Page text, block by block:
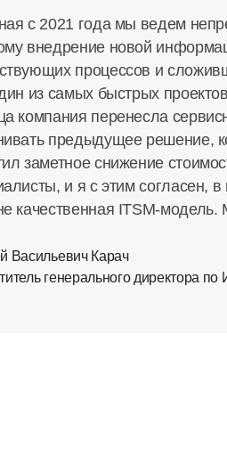
с 2021 года мы ведем
внедрение новой
процессов и
из самых быстрых
компания перенесла
предыдущее решение,
заметное снижение
и я с этим согласен,
качественная ITSM-
Васильевич Карач
генерального директора по